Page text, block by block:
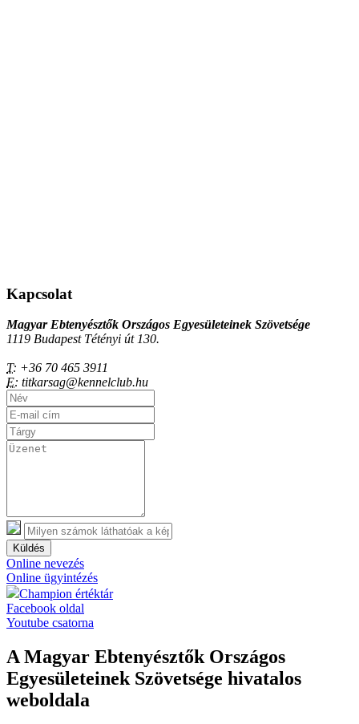
Kapcsolat
Magyar Ebtenyésztők Országos Egyesületeinek Szövetsége
1119 Budapest Tétényi út 130.
T: +36 70 465 3911
E: titkarsag@kennelclub.hu
Küldés
Online nevezés
Online ügyintézés
Champion értéktár
Facebook oldal
Youtube csatorna
A Magyar Ebtenyésztők Országos
Egyesületeinek Szövetsége hivatalos
weboldala